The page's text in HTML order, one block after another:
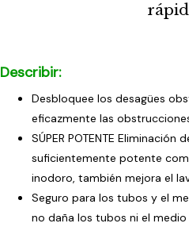
Describir:
Desbloquee los desagües
eficazmente las
SÚPER POTENTE
suficientemente potente
inodoro, también mejora el
Seguro para los tubos y el
no daña los tubos ni el